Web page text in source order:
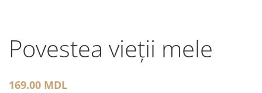
Povestea vieții mele
169.00 MDL